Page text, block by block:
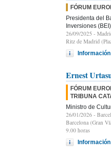
FÓRUM
Presidenta del
Inversiones (BEI)
26/09/2025 -
Ritz de Madrid
Ernest
FÓRUM
TRIBUNA
Ministro de
26/01/2026 -
Barcelona (Gran
9.00 horas